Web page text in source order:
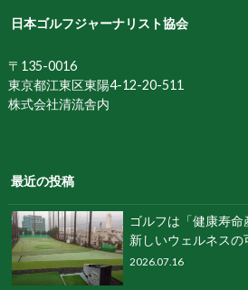
日本ゴルフジャーナリスト協会
〒135-0016
東京都江東区東陽4-12-20-511
株式会社清流舎内
最近の投稿
ゴルフは「健康寿
新しいウェルネスの
2026.07.16